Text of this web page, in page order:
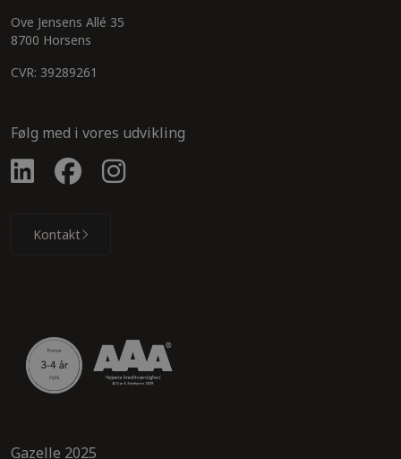
Ove Jensens Allé 35
8700 Horsens
CVR: 39289261
Følg med i vores udvikling
Kontakt
Gazelle 2025